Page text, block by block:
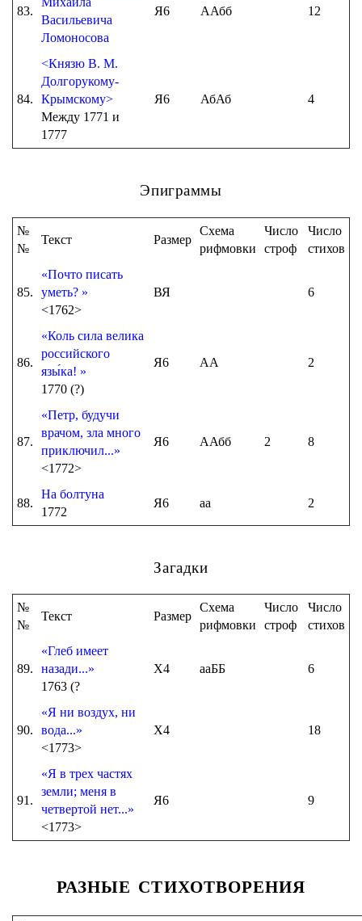
83.
Васильевича
Ломоносова
Я6 ААбб 12
84.
<Князю В. М.
Долгорукому-
Крымскому>
Между 1771 и
1777
Я6 АбАб 4
Эпиграммы
№
№
Текст Размер
Схема
рифмовки
Число
строф
Число
стихов
85.
«Почто писать
уметь? »
<1762>
ВЯ 6
86.
«Коль сила велика
российского
язы́ка! »
1770 (?)
Я6 АА 2
87.
«Петр, будучи
врачом, зла много
приключил...»
<1772>
Я6 ААбб 2 8
88.
На болтуна
1772
Я6 аа 2
Загадки
№
№
Текст Размер
Схема
рифмовки
Число
строф
Число
стихов
89.
«Глеб имеет
назади...»
1763 (?
Х4 ааББ 6
90.
«Я ни воздух, ни
вода...»
<1773>
Х4 18
91.
«Я в трех частях
земли; меня в
четвертой нет...»
<1773>
Я6 9
РАЗНЫЕ СТИХОТВОРЕНИЯ